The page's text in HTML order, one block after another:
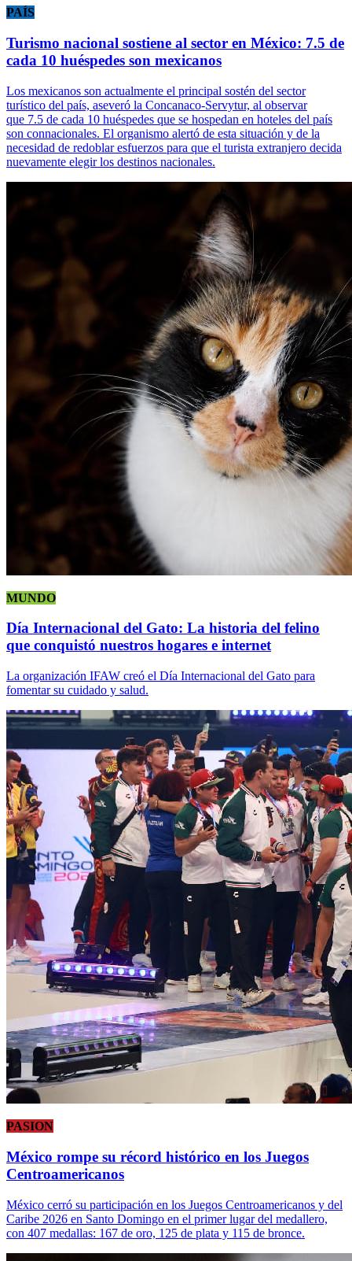
PAÍS
Turismo nacional sostiene al sector en México: 7.5 de
cada 10 huéspedes son mexicanos
Los mexicanos son actualmente el principal sostén del sector
turístico del país, aseveró la Concanaco-Servytur, al observar
que 7.5 de cada 10 huéspedes que se hospedan en hoteles del país
son connacionales. El organismo alertó de esta situación y de la
necesidad de redoblar esfuerzos para que el turista extranjero decida
nuevamente elegir los destinos nacionales.
MUNDO
Día Internacional del Gato: La historia del felino
que conquistó nuestros hogares e internet
La organización IFAW creó el Día Internacional del Gato para
fomentar su cuidado y salud.
PASION
México rompe su récord histórico en los Juegos
Centroamericanos
México cerró su participación en los Juegos Centroamericanos y del
Caribe 2026 en Santo Domingo en el primer lugar del medallero,
con 407 medallas: 167 de oro, 125 de plata y 115 de bronce.